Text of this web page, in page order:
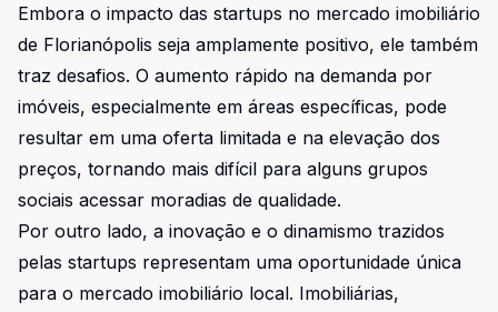
Embora o impacto das startups no mercado imobiliário
de Florianópolis seja amplamente positivo, ele também
traz desafios. O aumento rápido na demanda por
imóveis, especialmente em áreas específicas, pode
resultar em uma oferta limitada e na elevação dos
preços, tornando mais difícil para alguns grupos
sociais acessar moradias de qualidade.
Por outro lado, a inovação e o dinamismo trazidos
pelas startups representam uma oportunidade única
para o mercado imobiliário local. Imobiliárias,